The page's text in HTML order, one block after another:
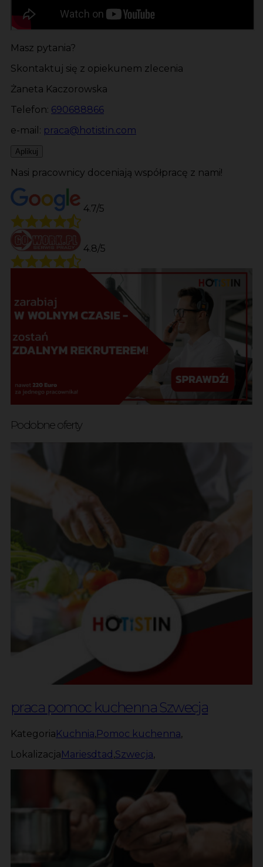
Masz pytania?
Skontaktuj się z opiekunem zlecenia
Żaneta Kaczorowska
Telefon: 690688866
e-mail: praca@hotistin.com
Aplikuj
Nasi pracownicy doceniają współpracę z nami!
4.7/5
4.8/5
Podobne oferty
praca pomoc kuchenna Szwecja
KategoriaKuchnia,Pomoc kuchenna,
LokalizacjaMariesdtad ,Szwecja,